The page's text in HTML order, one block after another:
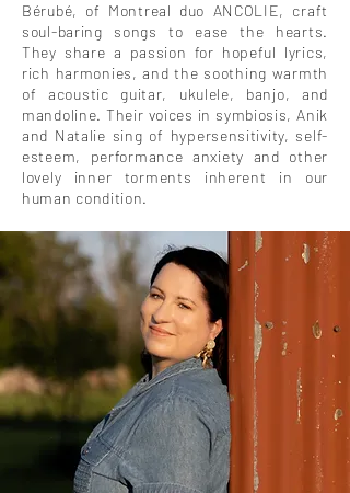
Bérubé, of Montreal duo ANCOLIE, craft
soul-baring songs to ease the hearts.
They share a passion for hopeful lyrics,
rich harmonies, and the soothing warmth
of acoustic guitar, ukulele, banjo, and
mandoline. Their voices in symbiosis, Anik
and Natalie sing of hypersensitivity, self-
esteem, performance anxiety and other
lovely inner torments inherent in our
human condition.